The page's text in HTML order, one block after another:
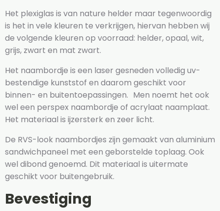
Het plexiglas is van nature helder maar tegenwoordig
is het in vele kleuren te verkrijgen, hiervan hebben wij
de volgende kleuren op voorraad: helder, opaal, wit,
grijs, zwart en mat zwart.
Het naambordje is een laser gesneden volledig uv-
bestendige kunststof en daarom geschikt voor
binnen- en buitentoepassingen. Men noemt het ook
wel een perspex naambordje of acrylaat naamplaat.
Het materiaal is ijzersterk en zeer licht.
De RVS-look naambordjes zijn gemaakt van aluminium
sandwichpaneel met een geborstelde toplaag. Ook
wel dibond genoemd. Dit materiaal is uitermate
geschikt voor buitengebruik.
Bevestiging